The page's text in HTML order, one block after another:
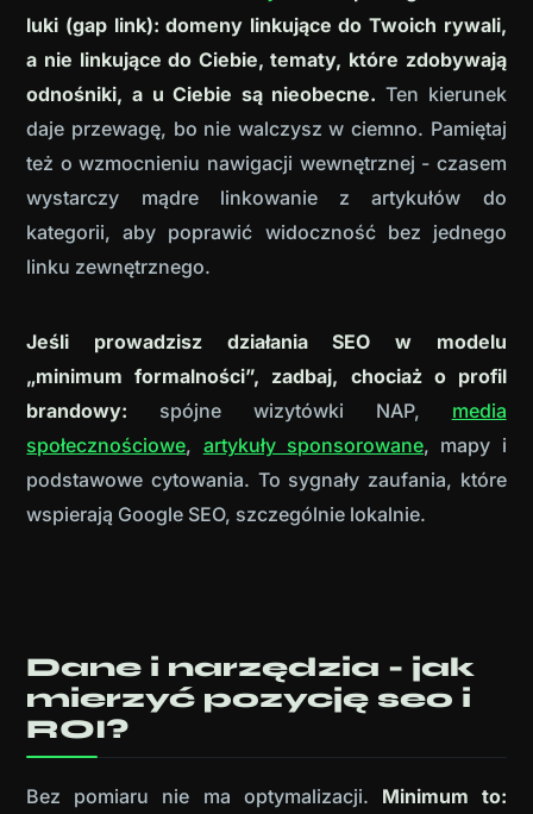
luki (gap link): domeny linkujące do Twoich rywali,
a nie linkujące do Ciebie, tematy, które zdobywają
odnośniki, a u Ciebie są nieobecne. Ten kierunek
daje przewagę, bo nie walczysz w ciemno. Pamiętaj
też o wzmocnieniu nawigacji wewnętrznej - czasem
wystarczy mądre linkowanie z artykułów do
kategorii, aby poprawić widoczność bez jednego
linku zewnętrznego.
Jeśli prowadzisz działania SEO w modelu
„minimum formalności”, zadbaj, chociaż o profil
brandowy: spójne wizytówki NAP, media
społecznościowe, artykuły sponsorowane, mapy i
podstawowe cytowania. To sygnały zaufania, które
wspierają Google SEO, szczególnie lokalnie.
Dane i narzędzia - jak
mierzyć pozycję seo i
ROI?
Bez pomiaru nie ma optymalizacji. Minimum to: